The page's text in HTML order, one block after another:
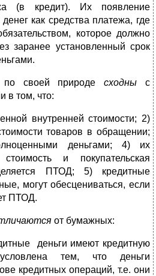
(в кредит). Их появление
как средства платежа, где
которое должно
заранее установленный срок
по своей природесходныс
в том, что:
внутренней стоимости; 2)
товаров в обращении;
деньгами; 4) их
стоимость и покупательская
ПТОД; 5) кредитные
могут обесцениваться, если
ПТОД.
от бумажных:
деньги имеют кредитную
тем, что деньги
кредитных операций, т.е. они